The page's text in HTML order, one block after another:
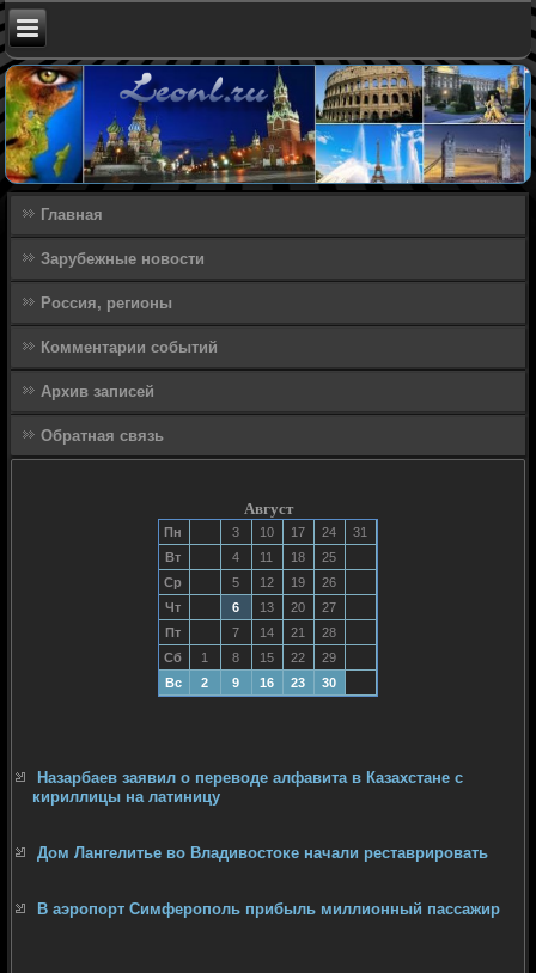
Главная
Зарубежные новости
Россия, регионы
Комментарии событий
Архив записей
Обратная связь
Август
Пн 3 10 17 24
31
Вт
4 11 18
25
Ср
5 12 19
26
Чт
6 13 20
27
Пт
7 14 21
28
Сб
1 8 15 22
29
Вс
2 9 16 23 30
Назарбаев заявил о переводе алфавита в Казахстане с
кириллицы на латиницу
Дом Лангелитье во Владивостоке начали реставрировать
В аэропорт Симферополь прибыль миллионный пассажир